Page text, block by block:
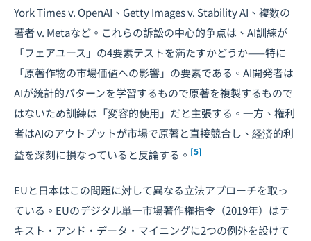
York Times v. OpenAI、Getty Images v. Stability AI、複数の
著者 v. Metaなど。これらの訴訟の中心的争点は、AI訓練が
「フェアユース」の4要素テストを満たすかどうか——特に
「原著作物の市場価値への影響」の要素である。AI開発者は
AIが統計的パターンを学習するもので原著を複製するもので
はないため訓練は「変容的使用」だと主張する。一方、権利
者はAIのアウトプットが市場で原著と直接競合し、経済的利
益を深刻に損なっていると反論する。 [5]
EUと日本はこの問題に対して異なる立法アプローチを取っ
ている。EUのデジタル単一市場著作権指令（2019年）はテ
キスト・アンド・データ・マイニングに2つの例外を設けて